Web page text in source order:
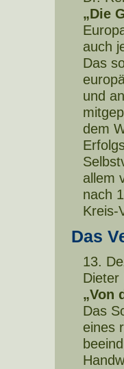
„Die
auch
Das
und
dem
allem
nach
Kreis-
Das
13.
Dieter
„Von
Das
eines